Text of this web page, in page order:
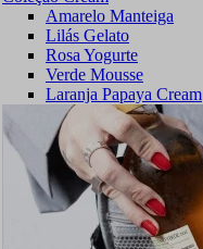
Amarelo Manteiga
Lilás Gelato
Rosa Yogurte
Verde Mousse
Laranja Papaya Cream